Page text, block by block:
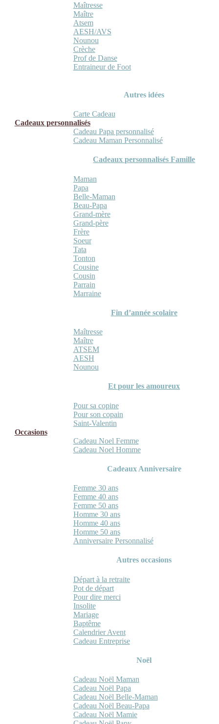
Maîtresse
Maître
Atsem
AESH/AVS
Nounou
Crèche
Prof de Danse
Entraineur de Foot
Autres idées
Carte Cadeau
Cadeaux personnalisés
Cadeau Papa personnalisé
Cadeau Maman Personnalisé
Cadeaux personnalisés Famille
Maman
Papa
Belle-Maman
Beau-Papa
Grand-mère
Grand-père
Frère
Soeur
Tata
Tonton
Cousine
Cousin
Parrain
Marraine
Fin d’année scolaire
Maîtresse
Maître
ATSEM
AESH
Nounou
Et pour les amoureux
Pour sa copine
Pour son copain
Saint-Valentin
Occasions
Cadeau Noel Femme
Cadeau Noel Homme
Cadeaux Anniversaire
Femme 30 ans
Femme 40 ans
Femme 50 ans
Homme 30 ans
Homme 40 ans
Homme 50 ans
Anniversaire Personnalisé
Autres occasions
Départ à la retraite
Pot de départ
Pour dire merci
Insolite
Mariage
Baptême
Calendrier Avent
Cadeau Entreprise
Noël
Cadeau Noël Maman
Cadeau Noël Papa
Cadeau Noël Belle-Maman
Cadeau Noël Beau-Papa
Cadeau Noël Mamie